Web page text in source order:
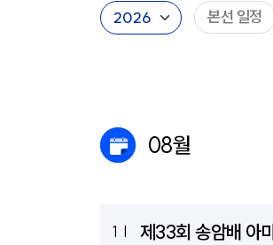
본선 일정
08월
1 제33회 송암배 아